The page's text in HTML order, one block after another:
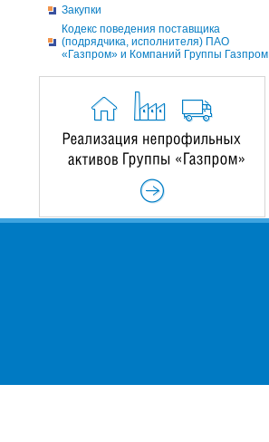
Закупки
Кодекс поведения поставщика
(подрядчика, исполнителя) ПАО
«Газпром» и Компаний Группы Газпром